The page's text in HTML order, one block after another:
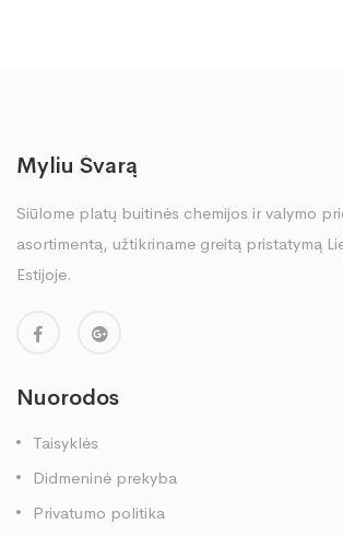
Myliu Švarą
Siūlome platų buitinės chemijos ir valymo
asortimentą, užtikriname greitą pristatymą
Estijoje.
Nuorodos
Taisyklės
Didmeninė prekyba
Privatumo politika